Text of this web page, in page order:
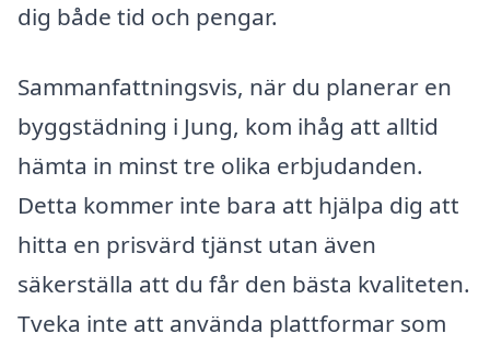
dig både tid och pengar.
Sammanfattningsvis, när du planerar en
byggstädning i Jung, kom ihåg att alltid
hämta in minst tre olika erbjudanden.
Detta kommer inte bara att hjälpa dig att
hitta en prisvärd tjänst utan även
säkerställa att du får den bästa kvaliteten.
Tveka inte att använda plattformar som